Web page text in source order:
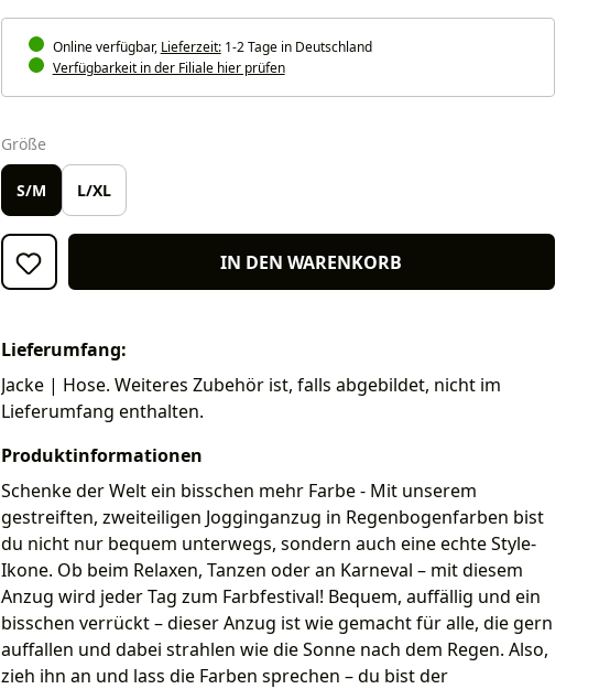
Online verfügbar, Lieferzeit:1-2 Tage in Deutschland
Verfügbarkeit in der Filiale hier prüfen
Größeauswählen
S/M L/XL
IN DEN WARENKORB
Lieferumfang:
Jacke | Hose. Weiteres Zubehör ist, falls abgebildet, nicht im
Lieferumfang enthalten.
Produktinformationen
Schenke der Welt ein bisschen mehr Farbe - Mit unserem
gestreiften, zweiteiligen Jogginganzug in Regenbogenfarben bist
du nicht nur bequem unterwegs, sondern auch eine echte Style-
Ikone. Ob beim Relaxen, Tanzen oder an Karneval – mit diesem
Anzug wird jeder Tag zum Farbfestival! Bequem, auffällig und ein
bisschen verrückt – dieser Anzug ist wie gemacht für alle, die gern
auffallen und dabei strahlen wie die Sonne nach dem Regen. Also,
zieh ihn an und lass die Farben sprechen – du bist der